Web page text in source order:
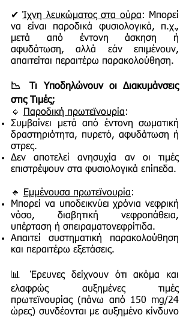
✔Ίχνη λευκώματος στα ούρα: Μπορεί
να είναι παροδικά φυσιολογικά, π.χ.,
μετά από έντονη άσκηση ή
αφυδάτωση, αλλά εάν επιμένουν,
απαιτείται περαιτέρω παρακολούθηση.
📉 Τι Υποδηλώνουν οι Διακυμάνσεις
στις Τιμές;
🔹
Παροδική πρωτεϊνουρία:
Συμβαίνει μετά από έντονη σωματική
δραστηριότητα, πυρετό, αφυδάτωση ή
στρες.
Δεν αποτελεί ανησυχία αν οι τιμές
επιστρέψουν στα φυσιολογικά επίπεδα.
🔹 Εμμένουσα πρωτεϊνουρία:
Μπορεί να υποδεικνύει χρόνια νεφρική
νόσο, διαβητική νεφροπάθεια,
υπέρταση ή σπειραματονεφρίτιδα.
Απαιτεί συστηματική παρακολούθηση
και περαιτέρω εξετάσεις.
📊 Έρευνες δείχνουν ότι ακόμα και
ελαφρώς αυξημένες τιμές
πρωτεϊνουρίας (πάνω από 150 mg/24
ώρες) συνδέονται με αυξημένο κίνδυνο